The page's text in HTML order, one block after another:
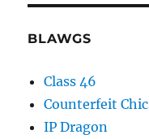
BLAWGS
Class 46
Counterfeit Chic
IP Dragon